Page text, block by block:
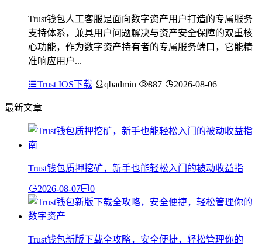
Trust钱包人工客服是面向数字资产用户打造的专属服务
支持体系，兼具用户问题解决与资产安全保障的双重核
心功能，作为数字资产持有者的专属服务端口，它能精
准响应用户...
Trust IOS下载 qbadmin 887 2026-08-06
最新文章
Trust钱包质押挖矿，新手也能轻松入门的被动收益指
2026-08-07 0
Trust钱包新版下载全攻略，安全便捷，轻松管理你的